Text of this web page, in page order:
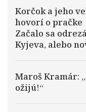
Korčok a jeho
hovorí o pračke
Začalo sa
Kyjeva, alebo
Maroš Kramár:
ožijú!“